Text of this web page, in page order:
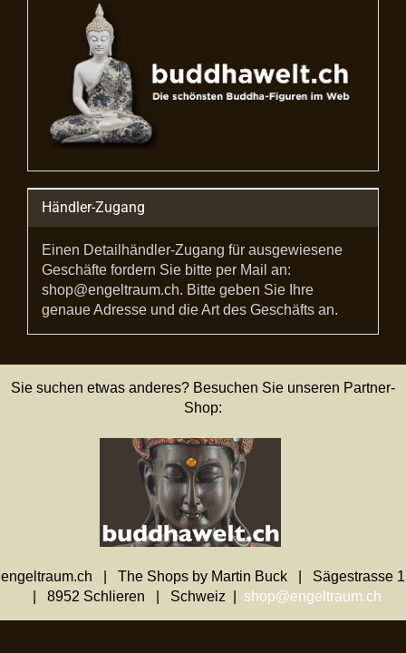
Händler-Zugang
Einen Detailhändler-Zugang für ausgewiesene
Geschäfte fordern Sie bitte per Mail an:
shop@engeltraum.ch. Bitte geben Sie Ihre
genaue Adresse und die Art des Geschäfts an.
Sie suchen etwas anderes? Besuchen Sie unseren Partner-
Shop:
engeltraum.ch | The Shops by Martin Buck | Sägestrasse 1
| 8952 Schlieren | Schweiz | shop@engeltraum.ch